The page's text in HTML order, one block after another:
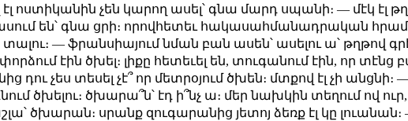
էլ ոստիկանին չեն կարող ասել՝ գնա մարդ սպանի։ — մէկ էլ
ասում են՝ գնա ցրի։ որովհետեւ հակասահմանադրական
— ֆրանսիայում նման բան ասեն՝ ասելու ա՝ թղթով գրէք,
էին ծխել։ լիքը հետեւել են, տուգանում էին, որ տէնց
դու չես տեսել չէ՞ որ մետրօյում ծխեն։ մտքով էլ չի անցնի։
ծխելու։ ծխարա՞ն՝ էդ ի՞նչ ա։ մեր նախկին տեղում ով
ծխարան։ սրանք զուգարանից յետոյ ձեռք էլ կը լուանան։